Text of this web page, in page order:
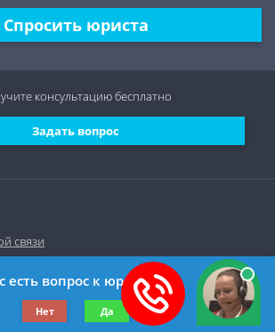
Спросить юриста
связи
права защищены.
Задать вопрос
консультациюбесплатно
есть вопрос к юристу?
Нет Да